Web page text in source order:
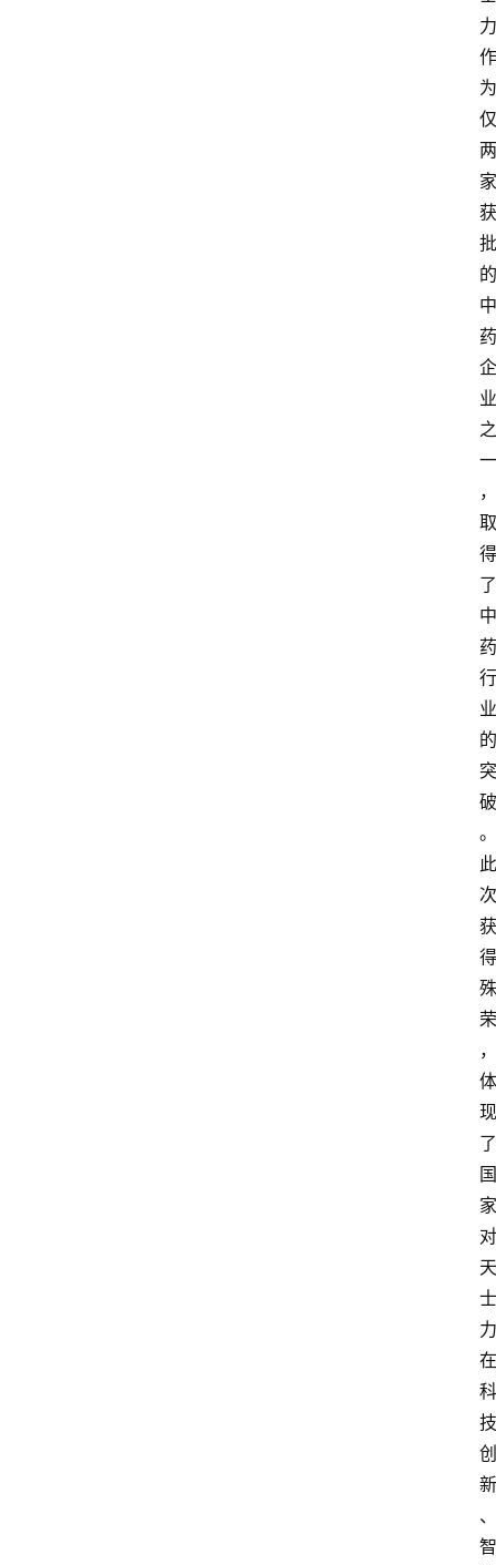
力
作
为
仅
两
家
获
批
的
中
药
企
业
之
一
，
取
得
了
中
药
行
业
的
突
破
。
此
次
获
得
殊
荣
，
体
现
了
国
家
对
天
士
力
在
科
技
创
新
、
智